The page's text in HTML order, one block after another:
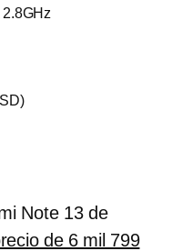
2.8GHz
Note 13 de
de 6 mil 799